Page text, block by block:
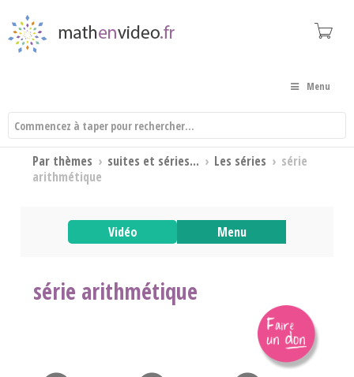
Menu
Par thèmes › suites et séries... › Les séries › série
arithmétique
Vidéo Menu
série arithmétique